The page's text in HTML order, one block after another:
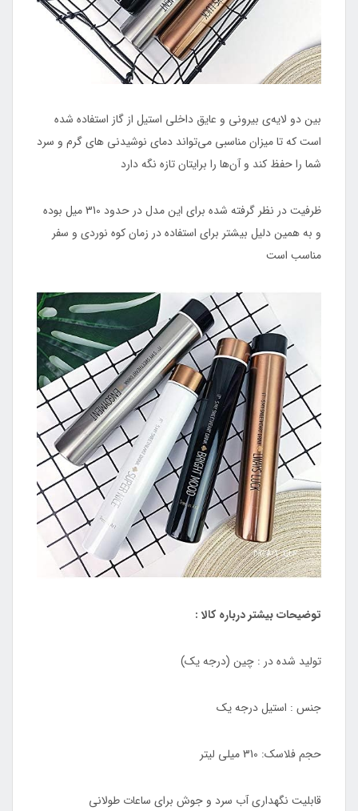
بین دو لایه‌ی بیرونی و عایق داخلی استیل از گاز استفاده شده
است که تا میزان مناسبی می‌تواند دمای نوشیدنی‌ های گرم و سرد
شما را حفظ کند و ‌آن‌ها را برایتان تازه نگه دارد
ظرفیت در نظر گرفته‌ شده برای این مدل در حدود 310 میل بوده
و به همین دلیل بیشتر برای استفاده در زمان کوه‌ نوردی و سفر
مناسب است
توضیحات بیشتر درباره کالا :
تولید شده در : چین (درجه یک)
جنس : استیل درجه یک
حجم فلاسک: 310 میلی‌ لیتر
قابلیت نگهداری آب سرد و جوش برای ساعات طولانی